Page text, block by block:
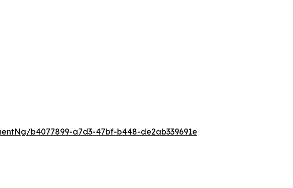
b4077899-a7d3-47bf-b448-de2ab339691e